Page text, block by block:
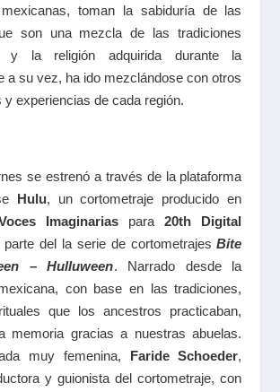
toman la sabiduría de las
son una mezcla de las tradiciones
y la religión adquirida durante la
a su vez, ha ido mezclándose con otros
y experiencias de cada región.
se estrenó a través de la plataforma
Hulu, un cortometraje producido en
Imaginarias para20th Digital
parte del la serie de cortometrajesBite
– Hulluween. Narrado desde la
con base en las tradiciones,
que los ancestros practicaban,
memoria gracias a nuestras abuelas.
muy femenina, Faride Schoeder,
y guionista del cortometraje, con